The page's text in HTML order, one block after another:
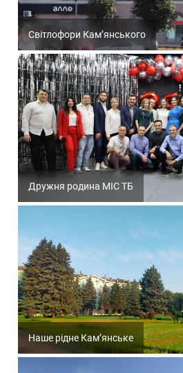
Світлофори Кам’янського
Дружня родина МІС ТБ
Наше рідне Кам’янське